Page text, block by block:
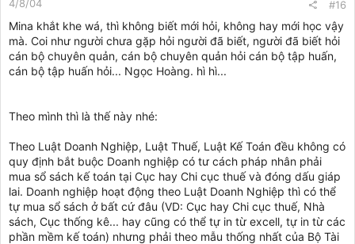
4/8/04 #16
Mina khắt khe wá, thì không biết mới hỏi, không hay mới học vậy
mà. Coi như người chưa gặp hỏi người đã biết, người đã biết hỏi
cán bộ chuyên quản, cán bộ chuyên quản hỏi cán bộ tập huấn,
cán bộ tập huấn hỏi... Ngọc Hoàng. hì hì...
Theo mình thì là thế này nhé:
Theo Luật Doanh Nghiệp, Luật Thuế, Luật Kế Toán đều không có
quy định bắt buộc Doanh nghiệp có tư cách pháp nhân phải
mua sổ sách kế toán tại Cục hay Chi cục thuế và đóng dấu giáp
lai. Doanh nghiệp hoạt động theo Luật Doanh Nghiệp thì có thể
tự mua sổ sách ở bất cứ đâu (VD: Cục hay Chi cục thuế, Nhà
sách, Cục thống kê... hay cũng có thể tự in từ excell, tự in từ các
phần mềm kế toán) nhưng phải theo mẫu thống nhất của Bộ Tài